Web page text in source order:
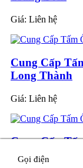
Giá: Liên hệ
Cung Cấp
Long Thành
Giá: Liên hệ
Cung Cấp
Biên Hòa
Gọi điện